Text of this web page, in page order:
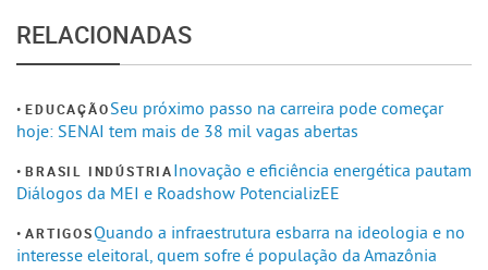
RELACIONADAS
EDUCAÇÃOSeu próximo passo na carreira pode começar
hoje: SENAI tem mais de 38 mil vagas abertas
BRASIL INDÚSTRIAInovação e eficiência energética pautam
Diálogos da MEI e Roadshow PotencializEE
ARTIGOSQuando a infraestrutura esbarra na ideologia e no
interesse eleitoral, quem sofre é população da Amazônia